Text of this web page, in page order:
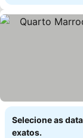
Selecione as
exatos.